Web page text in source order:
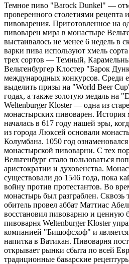
Темное пиво "Barock Dunkel" —
проверенного столетиями рецепта
пивоварения. Приготовленное на
пивоварен мира в монастыре
выстаивалось не менее 6 недель в
варки пива используют хмель
трех сортов — Темный,
Вельтенбургер Клостер "Барок
международных конкурсов. Среди
выделить призы на "World Beer
годах, а также золотую медаль на
Weltenburger Kloster — одна из
монастырских пивоварен. История
началась в 617 году нашей эры,
из города Люксей основали
Колумбана. 1050 год
монастырской пивоварни. С тех
Вельтенбург стало пользоваться
аристократии и духовенства.
существовали до 1546 года, пока
войну против протестантов. Во
монастырь был разграблен.
обитель провел аббат Маттиас
восстановил пивоварню и ценную
пивоварня Weltenburger Kloster
компанией "Бишофсхоф" и
напитка в Ватикан. Пивоварня
открывает рынки сбыта по всей
традиционные баварские